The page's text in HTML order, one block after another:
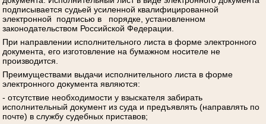
подписывается судьей усиленной квалифицированной
электронной подписью в порядке, установленном
законодательством Российской Федерации.
При направлении исполнительного листа в форме электронного
документа, его изготовление на бумажном носителе не
производится.
Преимуществами выдачи исполнительного листа в форме
электронного документа являются:
- отсутствие необходимости у взыскателя забирать
исполнительный документ из суда и предъявлять (направлять по
почте) в службу судебных приставов;